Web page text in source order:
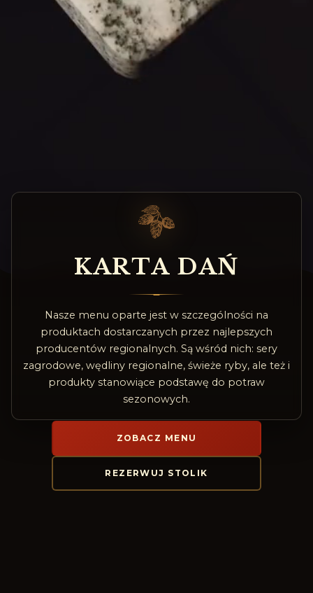
KARTA DAŃ
Nasze menu oparte jest w szczególności na
produktach dostarczanych przez najlepszych
producentów regionalnych. Są wśród nich: sery
zagrodowe, wędliny regionalne, świeże ryby, ale też i
produkty stanowiące podstawę do potraw
sezonowych.
ZOBACZ MENU
REZERWUJ STOLIK